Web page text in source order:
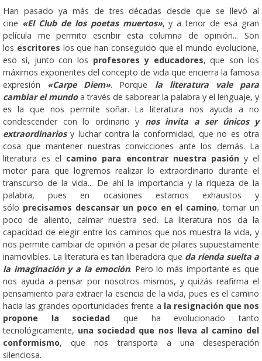
Han pasado ya más de tres décadas desde que se llevó al
cine «El Club de los poetas muertos», y a tenor de esa gran
película me permito escribir esta columna de opinión... Son
los escritores los que han conseguido que el mundo evolucione,
eso sí, junto con los profesores y educadores, que son los
máximos exponentes del concepto de vida que encierra la famosa
expresión «Carpe Diem». Porque la literatura vale para
cambiar el mundoa través de saborear la palabra y el lenguaje, y
es la que nos permite soñar. La literatura nos ayuda a no
condescender con lo ordinario y nos invita a ser únicos y
extraordinariosy luchar contra la conformidad, que no es otra
cosa que mantener nuestras convicciones ante los demás. La
literatura es el camino para encontrar nuestra pasióny el
motor para que logremos realizar lo extraordinario durante el
transcurso de la vida... De ahí la importancia y la riqueza de la
palabra, pues en ocasiones estamos exhaustos y
sólo precisamos descansar un poco en el camino, tomar un
poco de aliento, calmar nuestra sed. La literatura nos da la
capacidad de elegir entre los caminos que nos muestra la vida, y
nos permite cambiar de opinión a pesar de pilares supuestamente
inamovibles. La literatura es tan liberadora que da rienda suelta a
la imaginación y a la emoción. Pero lo más importante es que
nos ayuda a pensar por nosotros mismos, y quizás reafirma el
pensamiento para extraer la esencia de la vida, pues es el camino
hacia las grandes oportunidades frente a la resignación que nos
propone la sociedad que ha evolucionado tanto
tecnológicamente, una sociedad que nos lleva al camino del
conformismo, que nos transporta a una desesperación
silenciosa.